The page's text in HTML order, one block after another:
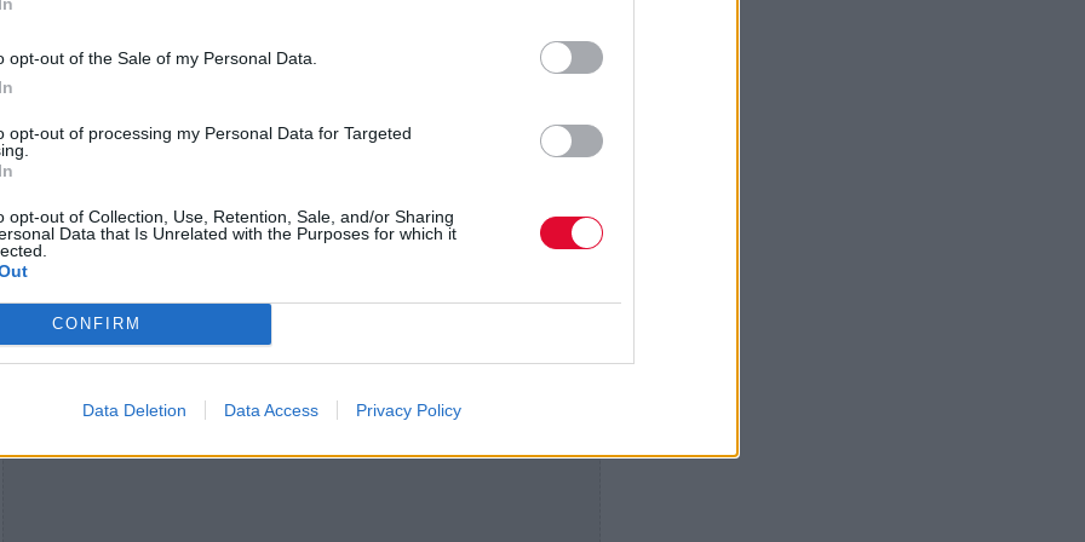
opt-out of the Sale of my Personal Data.
opt-out of processing my Personal Data for Targeted
opt-out of Collection, Use, Retention, Sale, and/or Sharing
Data that Is Unrelated with the Purposes for which it
CONFIRM
Data Deletion Data Access Privacy Policy
στίχους. Το τραγούδι μιλά για τα θολά μονοπάτια της
χρήσης ουσιών και τον επιδεικτισμό που συχνά τη
συνοδεύει».